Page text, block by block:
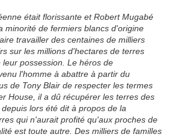
était florissante et Robert Mugabé
minorité de fermiers blancs d'origine
travailler des centaines de milliers
sur les millions d'hectares de terres
possession. Le héros de
l'homme à abattre à partir du
de Tony Blair de respecter les termes
House, il a dû récupérer les terres des
lors été dit à propos de la
qui n'aurait profité qu'aux proches de
est toute autre. Des milliers de familles